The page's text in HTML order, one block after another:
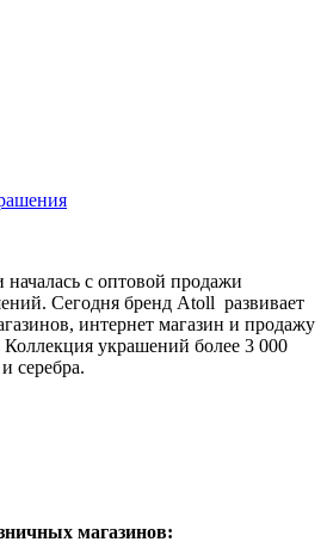
с оптовой продажи
Сегодня бренд Atoll развивает
интернет магазин и продажу
Коллекция украшений более 3 000
серебра.
магазинов: